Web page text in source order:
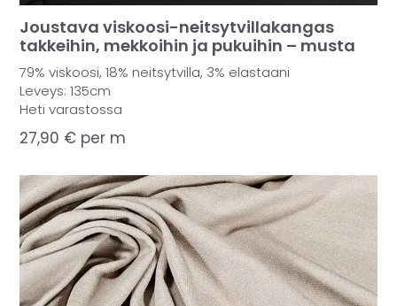
Joustava viskoosi-neitsytvillakangas
takkeihin, mekkoihin ja pukuihin – musta
79% viskoosi, 18% neitsytvilla, 3% elastaani
Leveys: 135cm
Heti varastossa
27,90 € per m